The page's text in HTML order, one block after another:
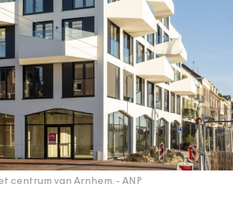
centrum van Arnhem. - ANP